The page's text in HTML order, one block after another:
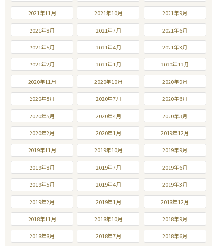
2021年11月 2021年10月 2021年9月
2021年8月 2021年7月 2021年6月
2021年5月 2021年4月 2021年3月
2021年2月 2021年1月 2020年12月
2020年11月 2020年10月 2020年9月
2020年8月 2020年7月 2020年6月
2020年5月 2020年4月 2020年3月
2020年2月 2020年1月 2019年12月
2019年11月 2019年10月 2019年9月
2019年8月 2019年7月 2019年6月
2019年5月 2019年4月 2019年3月
2019年2月 2019年1月 2018年12月
2018年11月 2018年10月 2018年9月
2018年8月 2018年7月 2018年6月